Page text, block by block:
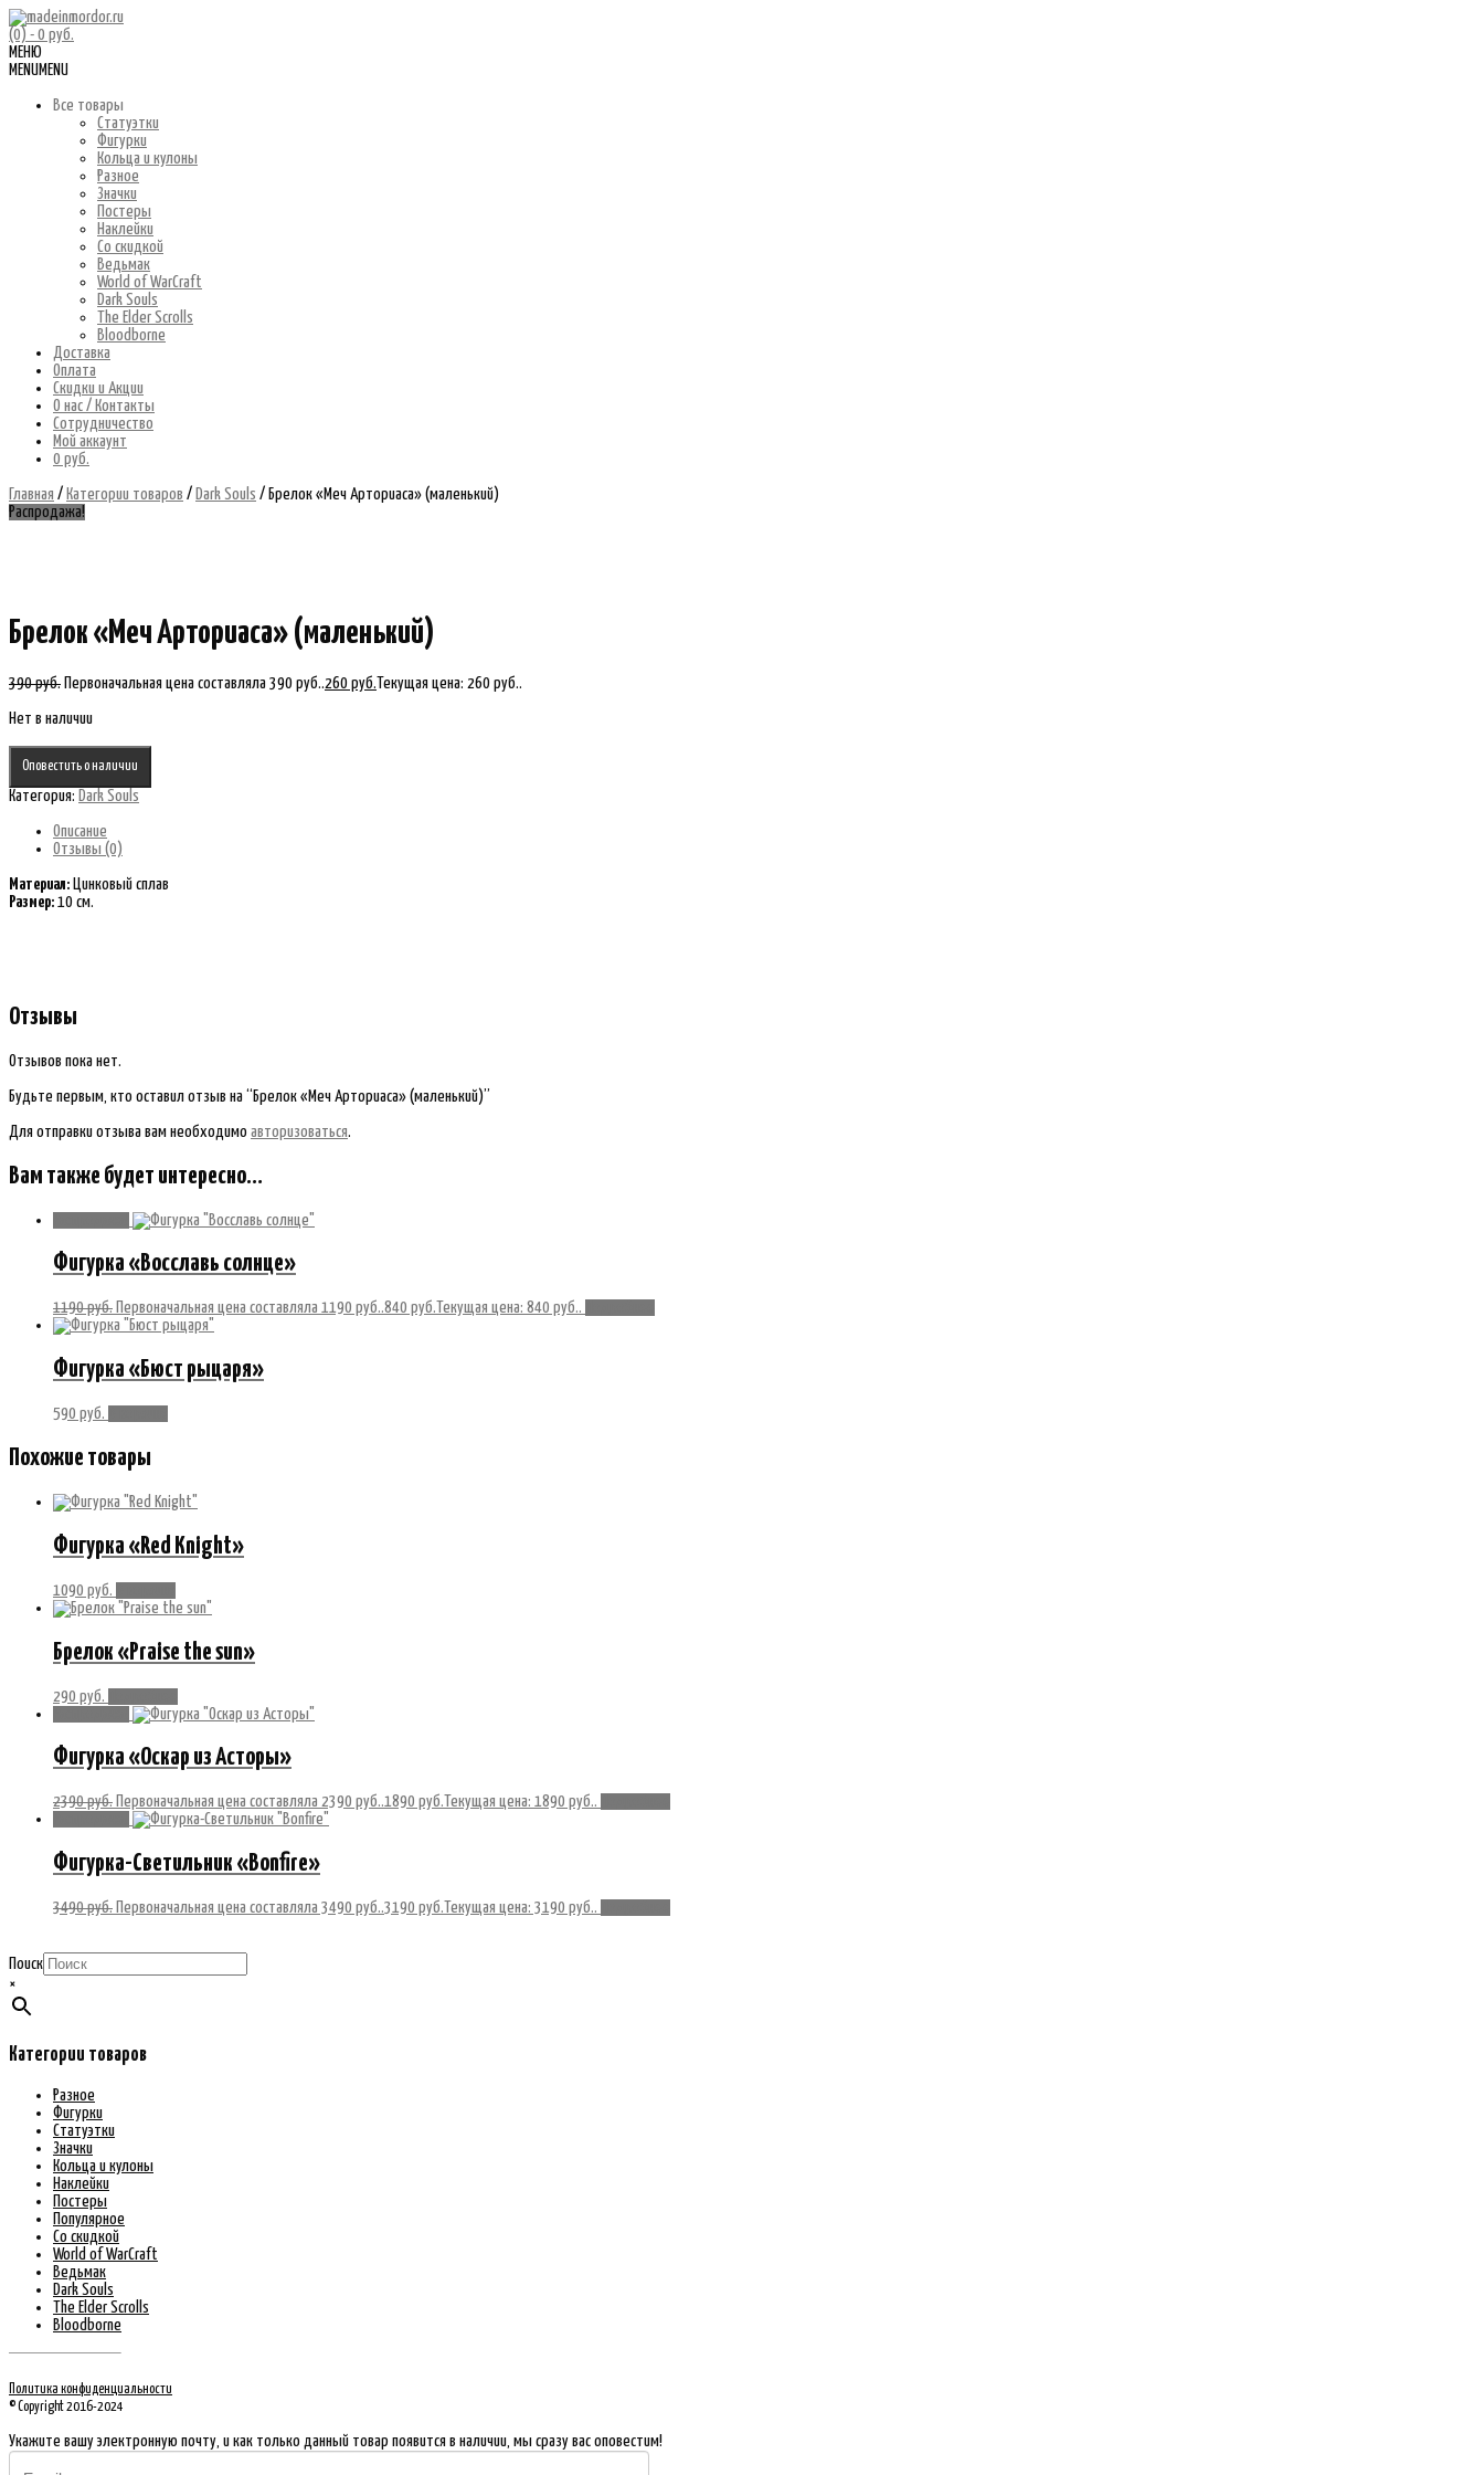
(0) - 0 руб.
МЕНЮ
MENU MENU
Все товары
Статуэтки
Фигурки
Кольца и кулоны
Разное
Значки
Постеры
Наклейки
Со скидкой
Ведьмак
World of WarCraft
Dark Souls
The Elder Scrolls
Bloodborne
Доставка
Оплата
Скидки и Акции
О нас / Контакты
Сотрудничество
Мой аккаунт
0 руб.
Главная / Категории товаров / Dark Souls / Брелок «Меч Арториаса» (маленький)
Распродажа!
Брелок «Меч Арториаса» (маленький)
390руб. Первоначальная цена составляла 390 руб..260 руб. Текущая цена: 260 руб..
Нет в наличии
Оповестить о наличии
Категория: Dark Souls
Описание
Отзывы (0)
Материал: Цинковый сплав
Размер: 10 см.
Отзывы
Отзывов пока нет.
Будьте первым, кто оставил отзыв на “Брелок «Меч Арториаса» (маленький)”
Для отправки отзыва вам необходимо авторизоваться.
Вам также будет интересно…
Фигурка «Восславь солнце»
1190руб. Первоначальная цена составляла 1190 руб..840 руб. Текущая цена: 840 руб..
Фигурка «Бюст рыцаря»
590 руб.
Похожие товары
Фигурка «Red Knight»
1090 руб.
Брелок «Praise the sun»
290 руб.
Фигурка «Оскар из Асторы»
2390руб. Первоначальная цена составляла 2390 руб..1890 руб. Текущая цена: 1890 руб..
Фигурка-Светильник «Bonfire»
3490руб. Первоначальная цена составляла 3490 руб..3190 руб. Текущая цена: 3190 руб..
Поиск
×
Категории товаров
Разное
Фигурки
Статуэтки
Значки
Кольца и кулоны
Наклейки
Постеры
Популярное
Со скидкой
World of WarCraft
Ведьмак
Dark Souls
The Elder Scrolls
Bloodborne
Политика конфиденциальности
© Copyright 2016-2024
Укажите вашу электронную почту, и как только данный товар появится в наличии, мы сразу вас оповестим!